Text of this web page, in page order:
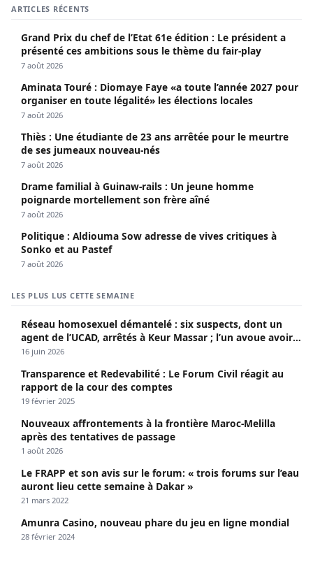
ARTICLES RÉCENTS
Grand Prix du chef de l’Etat 61e édition : Le président a
présenté ces ambitions sous le thème du fair-play
7 août 2026
Aminata Touré : Diomaye Faye «a toute l’année 2027 pour
organiser en toute légalité» les élections locales
7 août 2026
Thiès : Une étudiante de 23 ans arrêtée pour le meurtre
de ses jumeaux nouveau-nés
7 août 2026
Drame familial à Guinaw-rails : Un jeune homme
poignarde mortellement son frère aîné
7 août 2026
Politique : Aldiouma Sow adresse de vives critiques à
Sonko et au Pastef
7 août 2026
LES PLUS LUS CETTE SEMAINE
Réseau homosexuel démantelé : six suspects, dont un
agent de l’UCAD, arrêtés à Keur Massar ; l’un avoue avoir
propagé le VIH depuis 2018
16 juin 2026
Transparence et Redevabilité : Le Forum Civil réagit au
rapport de la cour des comptes
19 février 2025
Nouveaux affrontements à la frontière Maroc-Melilla
après des tentatives de passage
1 août 2026
Le FRAPP et son avis sur le forum: « trois forums sur l’eau
auront lieu cette semaine à Dakar »
21 mars 2022
Amunra Casino, nouveau phare du jeu en ligne mondial
28 février 2024